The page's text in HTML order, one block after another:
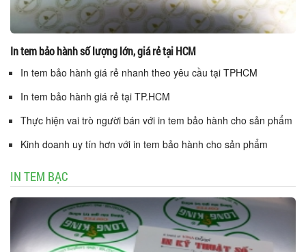
In tem bảo hành số lượng lớn, giá rẻ tại HCM
In tem bảo hành giá rẻ nhanh theo yêu cầu tại TPHCM
In tem bảo hành giá rẻ tại TP.HCM
Thực hiện vai trò người bán với in tem bảo hành cho sản phẩm
Kinh doanh uy tín hơn với in tem bảo hành cho sản phẩm
IN TEM BẠC